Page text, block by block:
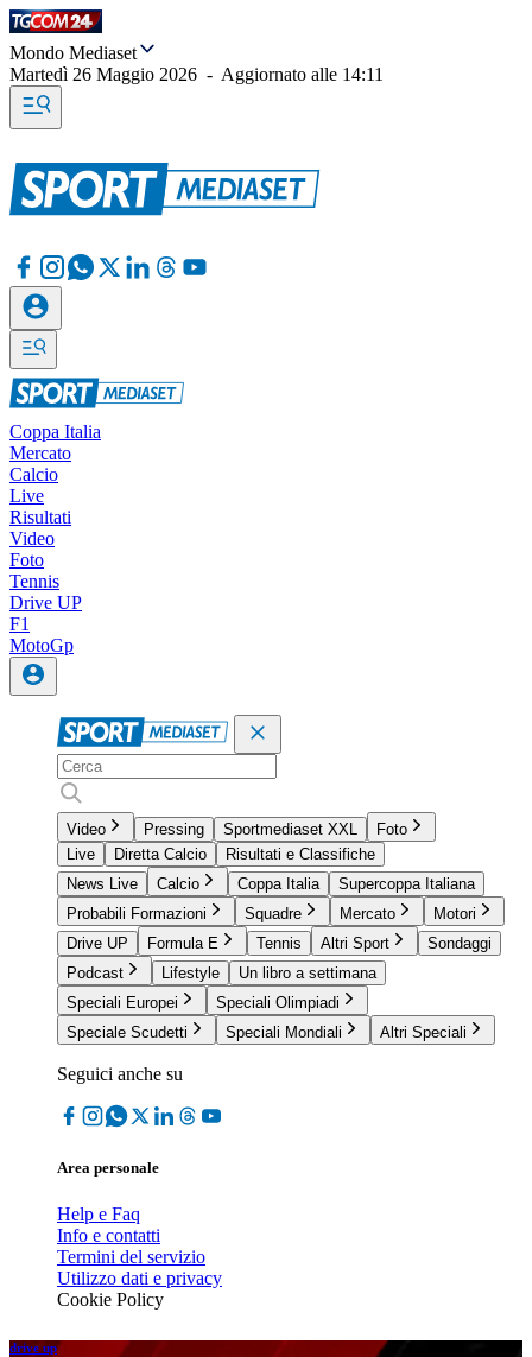
Mondo Mediaset
Martedì 26 Maggio 2026 - Aggiornato alle 14:11
Coppa Italia
Mercato
Calcio
Live
Risultati
Video
Foto
Tennis
Drive UP
F1
MotoGp
Video Pressing Sportmediaset XXL
Foto
Live
Diretta Calcio
Risultati e Classifiche
News Live
Calcio Coppa Italia
Supercoppa Italiana
Probabili Formazioni
Squadre Mercato
Motori
Drive UP
Formula E Tennis Altri Sport
Sondaggi
Podcast
Lifestyle
Un libro a settimana
Speciali Europei
Speciali Olimpiadi
Speciale Scudetti
Speciali Mondiali Altri Speciali
Seguici anche su
Area personale
Help e Faq
Info e contatti
Termini del servizio
Utilizzo dati e privacy
Cookie Policy
drive up